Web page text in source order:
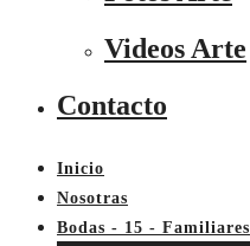
Videos Arte
Contacto
Inicio
Nosotras
Bodas - 15 - Familiares